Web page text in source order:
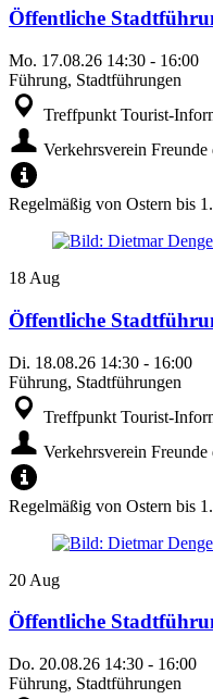
Öffentliche
Mo. 17.08.26 14:30 - 16:00
Führung, Stadtführungen
Treffpunkt Tourist-
Verkehrsverein
Regelmäßig von Ostern bis
18 Aug
Öffentliche
Di. 18.08.26 14:30 - 16:00
Führung, Stadtführungen
Treffpunkt Tourist-
Verkehrsverein
Regelmäßig von Ostern bis
20 Aug
Öffentliche
Do. 20.08.26 14:30 - 16:00
Führung, Stadtführungen